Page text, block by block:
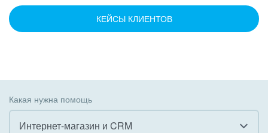
КЕЙСЫ КЛИЕНТОВ
Какая нужна помощь
Интернет-магазин и CRM